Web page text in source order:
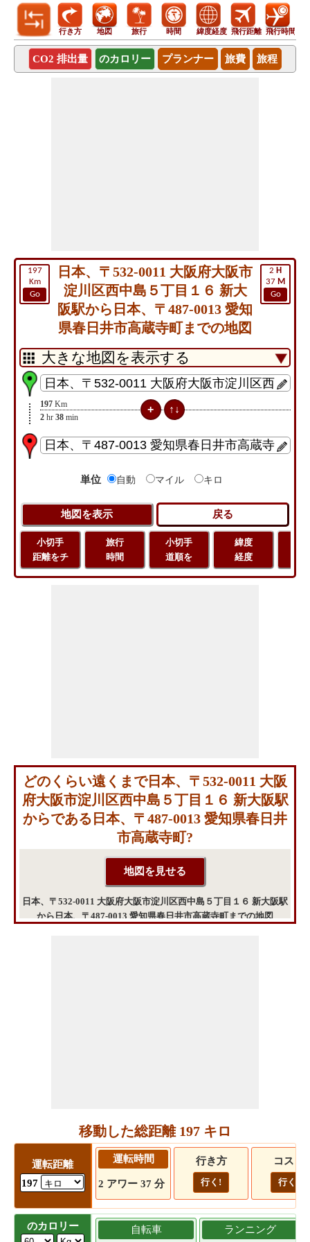
行き方 地図 旅行 時間 緯度経度 飛行距離 飛行時間
CO2 排出量 のカロリー プランナー 旅費 旅程
197
Km
Go
2 H
37 M
Go
日本、〒532-0011 大阪府大阪市
淀川区西中島５丁目１６ 新大
阪駅から日本、〒487-0013 愛知
県春日井市高蔵寺町までの地図
197 Km
2 hr 38 min
単位 自動 マイル キロ
小切手
距離をチ
旅行
時間
小切手
道順を
緯度
経度
どのくらい遠くまで日本、〒532-0011 大阪
府大阪市淀川区西中島５丁目１６ 新大阪駅
からである日本、〒487-0013 愛知県春日井
市高蔵寺町?
日本、〒532-0011 大阪府大阪市淀川区西中島５丁目１６ 新大阪駅
から日本、〒487-0013 愛知県春日井市高蔵寺町までの地図
移動した総距離 197 キロ
運転距離
197
運転時間
2 アワー 37 分
行き方
行く!
コスト
行く!
のカロリー
自転車
ランニング